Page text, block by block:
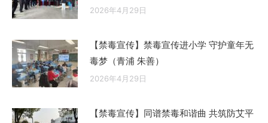
2026年4月29日
【禁毒宣传】禁毒宣传进小学 守护童年无
毒梦（青浦 朱善）
2026年4月29日
【禁毒宣传】同谱禁毒和谐曲 共筑防艾平